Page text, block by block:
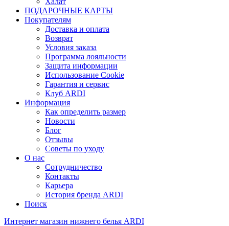
ПОДАРОЧНЫЕ КАРТЫ
Покупателям
Доставка и оплата
Возврат
Условия заказа
Программа лояльности
Защита информации
Использование Cookie
Гарантия и сервис
Клуб ARDI
Информация
Как определить размер
Новости
Блог
Отзывы
Советы по уходу
О нас
Сотрудничество
Контакты
Карьера
История бренда ARDI
Поиск
Интернет магазин нижнего белья ARDI